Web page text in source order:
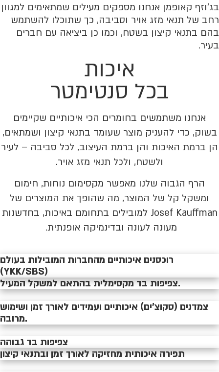
בג’וזף קאופמן אנחנו מספקים מעילים שמתאימים למגוון
רחב של תנאי מזג אויר וסביבה, כך שתוכלו להשתמש
בהם בתנאי קיצון בשטח, וכמו כן ביציאה עם חברים
בעיר.
איכות
בכל סנטימטר
אנחנו משתמשים בחומרים הכי איכותיים שקיימים
בשוק, כדי להעניק מוצר שעומד בתנאי קיצון ושמתאים,
הן ברמת האיכות והן ברמת העיצוב, לכל סביבה – לעיר
ולשטח, ולכל תנאי מזג אויר.
הרף הגבוה שלנו מאפשר מקסימום נוחות, חימום
ומשקל קל של המוצר, מה שהופך את המוצרים של
Josef Kauffman למובילים בתחומם באיכות, בחדשנות
מעונה לעונה ובדינמיקה אופנתית.
רוכסנים איכותיים מהחברות המובילות בעולם
(YKK/SBS)
צפיפות בד מקסימלית בהתאם למשקל המעיל.
צמדנים (סקוצ'ים) איכותיים ועמידים לאורך זמן ושימוש
מרובה.
צפיפות בד גבוהה
תפירה איכותית מחזיקה לאורך זמן ובתנאי קיצון